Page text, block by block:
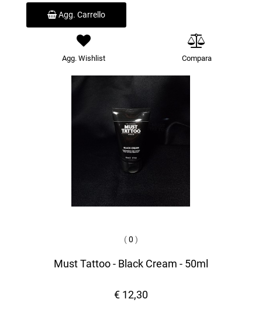
Agg. Carrello
Agg. Wishlist Compara
(0 )
Must Tattoo - Black Cream - 50ml
€ 12,30